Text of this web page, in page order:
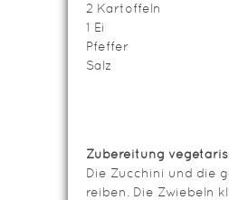
2 Kartoffeln
1 Ei
Pfeffer
Salz
Zubereitung
Die Zucchini und die
reiben. Die Zwiebeln